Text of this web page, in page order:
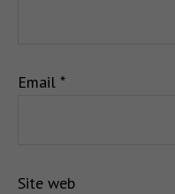
Email *
Site web